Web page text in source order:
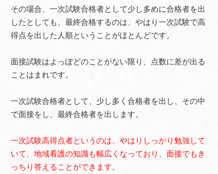
その場合、一次試験合格者として少し多めに合格者を出
したとしても、最終合格するのは、やはり一次試験で高
得点を出した人順ということがほとんどです。
面接試験はよっぽどのことがない限り、点数に差が出る
ことはまれです。
一次試験合格者として、少し多く合格者を出し、その中
で面接をし、最終合格者を出します。
一次試験高得点者というのは、やはりしっかり勉強して
いて、地域看護の知識も幅広くなっており、面接でもき
っちり答えることができます。